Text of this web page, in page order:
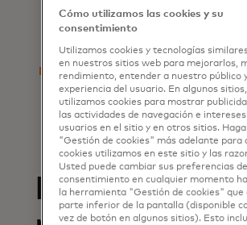
Reportes
Cómo utilizamos las cookies y su
consentimiento
Utilizamos cookies y tecnologías
en nuestros sitios web para mejorarlos,
rendimiento, entender a nuestro público
experiencia del usuario. En algunos
utilizamos cookies para mostrar
las actividades de navegación e
usuarios en el sitio y en otros sitios.
"Gestión de cookies" más adelante para
cookies utilizamos en este sitio y las
Usted puede cambiar sus preferencias de
consentimiento en cualquier momento
la herramienta "Gestión de cookies" que
parte inferior de la pantalla (disponible
vez de botón en algunos sitios). Esto